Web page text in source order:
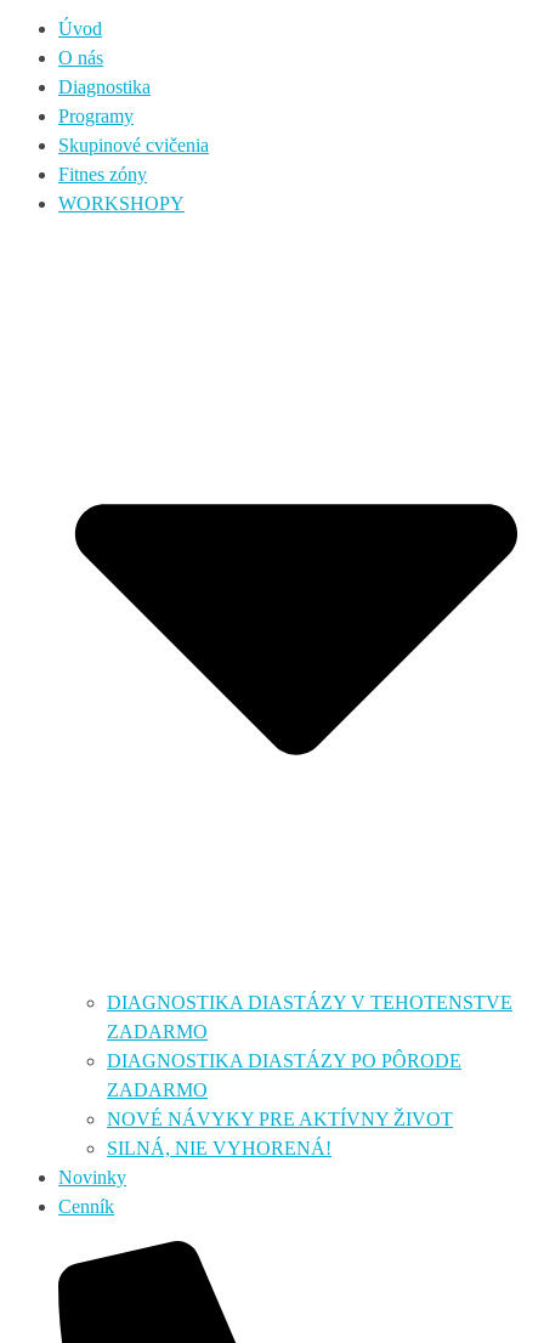
Úvod
O nás
Diagnostika
Programy
Skupinové cvičenia
Fitnes zóny
WORKSHOPY
DIAGNOSTIKA DIASTÁZY V TEHOTENSTVE
ZADARMO
DIAGNOSTIKA DIASTÁZY PO PÔRODE
ZADARMO
NOVÉ NÁVYKY PRE AKTÍVNY ŽIVOT
SILNÁ, NIE VYHORENÁ!
Novinky
Cenník